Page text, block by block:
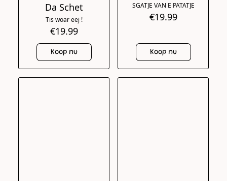
Da Schet
Tis woar eej !
€19.99
Koop nu
SGATJE VAN E PATATJE
€19.99
Koop nu